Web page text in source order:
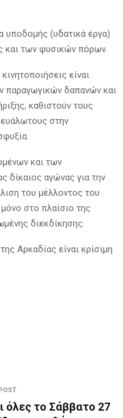
υποδομής (υδατικά έργα)
και των φυσικών πόρων.
είναι
παραγωγικών δαπανών και
καθιστούν τους
στην
και των
δίκαιος αγώνας για την
του μέλλοντος του
στο πλαίσιο της
διεκδίκησης.
Αρκαδίας είναι κρίσιμη
όλες το Σάββατο 27